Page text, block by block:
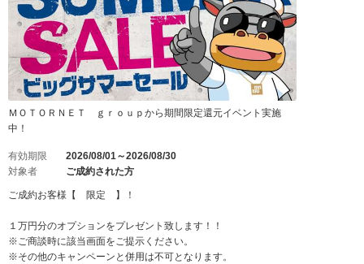
ＭＯＴＯＲＮＥＴ ｇｒｏｕｐから期間限定還元イベント実施
中！
有効期限
2026/08/01～2026/08/30
対象者
ご成約された方
ご成約お客様【 限定 】！
１万円分のオプションをプレゼント致します！！
※ご商談時に該当画面をご提示ください。
※その他のキャンペーンと併用は不可となります。